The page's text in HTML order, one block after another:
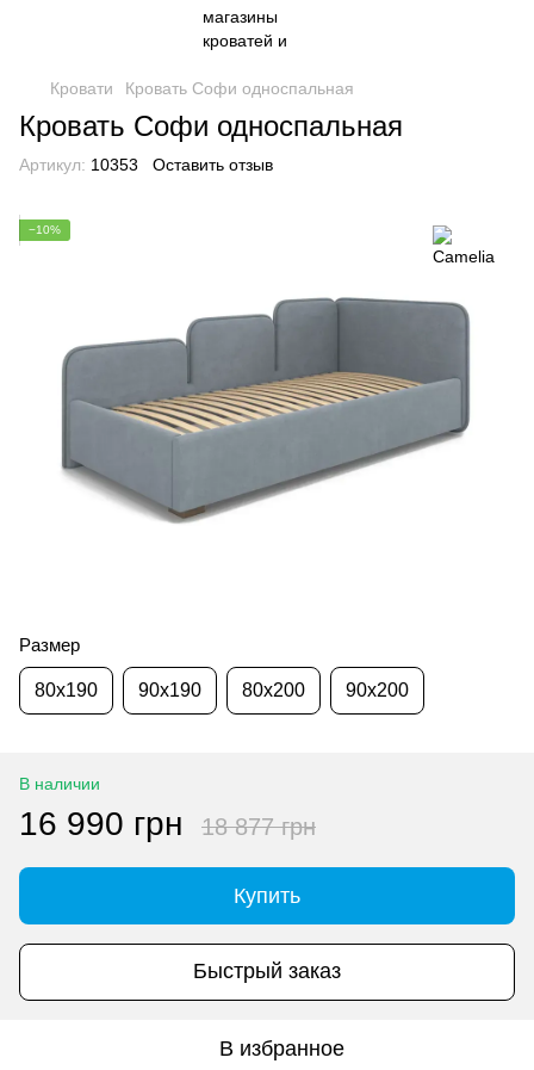
Кровати Кровать Софи односпальная
Кровать Софи односпальная
Артикул: 10353 Оставить отзыв
−10%
Размер
80x190 90x190 80x200 90x200
В наличии
16 990 грн 18 877 грн
Купить
Быстрый заказ
В избранное